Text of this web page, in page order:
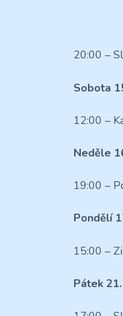
20:00 –
Sobota
12:00 –
Neděle
19:00 –
Pondělí
15:00 –
Pátek